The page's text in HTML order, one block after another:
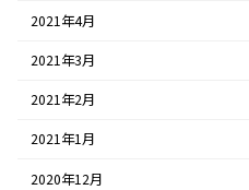
2021年4月
2021年3月
2021年2月
2021年1月
2020年12月